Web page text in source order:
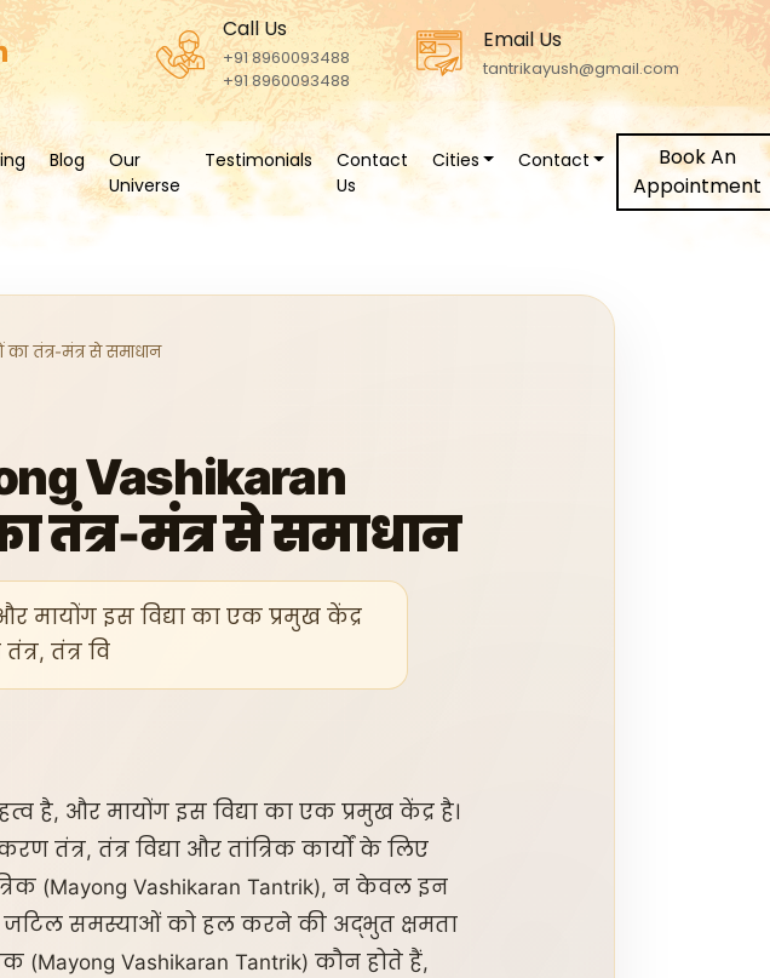
Call Us
+91 8960093488
+91 8960093488
Email Us
tantrikayush@gmail.com
Blog
Our
Universe
Testimonials
Contact
Us
Cities Contact
Book An
Appointment
तंत्र-मंत्र से समाधान
Vashikaran
तंत्र-मंत्र से समाधान
मायोंग इस विद्या का एक प्रमुख केंद्र
तंत्र वि
है, और मायोंग इस विद्या का एक प्रमुख केंद्र है।
तंत्र, तंत्र विद्या और तांत्रिक कार्यों के लिए
(Mayong Vashikaran Tantrik), न केवल इन
जटिल समस्याओं को हल करने की अद्भुत क्षमता
Vashikaran Tantrik) कौन होते हैं,